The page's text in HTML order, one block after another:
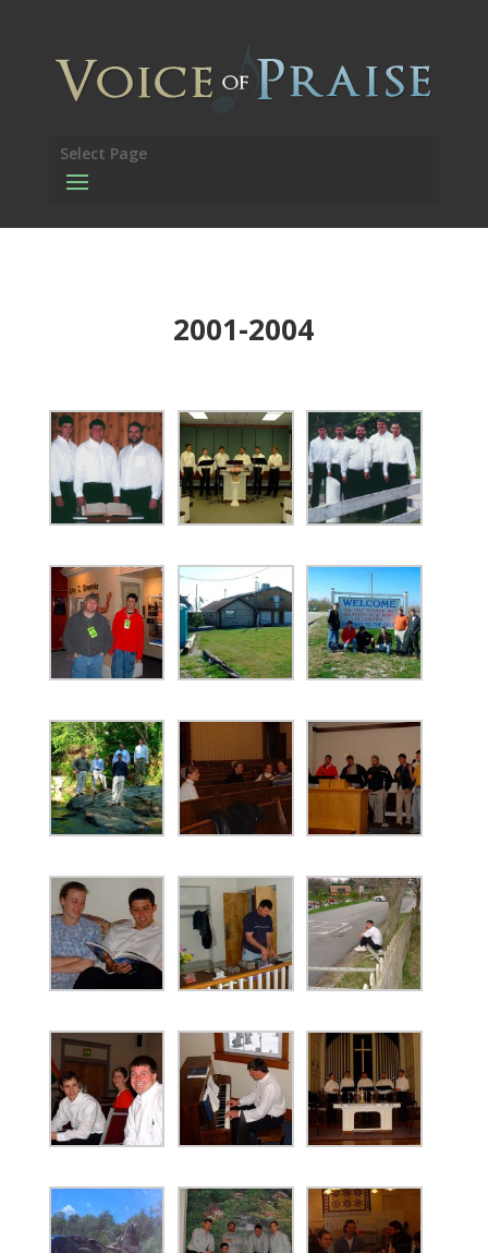
Select Page
2001-2004